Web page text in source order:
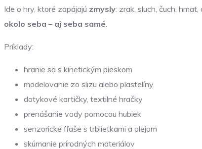
Ide o hry, ktoré zapájajú zmysly: zrak, sluch, čuch,
okolo seba – aj seba samé.
Príklady:
hranie sa s kinetickým pieskom
modelovanie zo slizu alebo plastelíny
dotykové kartičky, textilné hračky
prenášanie vody pomocou hubiek
senzorické fľaše s trblietkami a olejom
skúmanie prírodných materiálov